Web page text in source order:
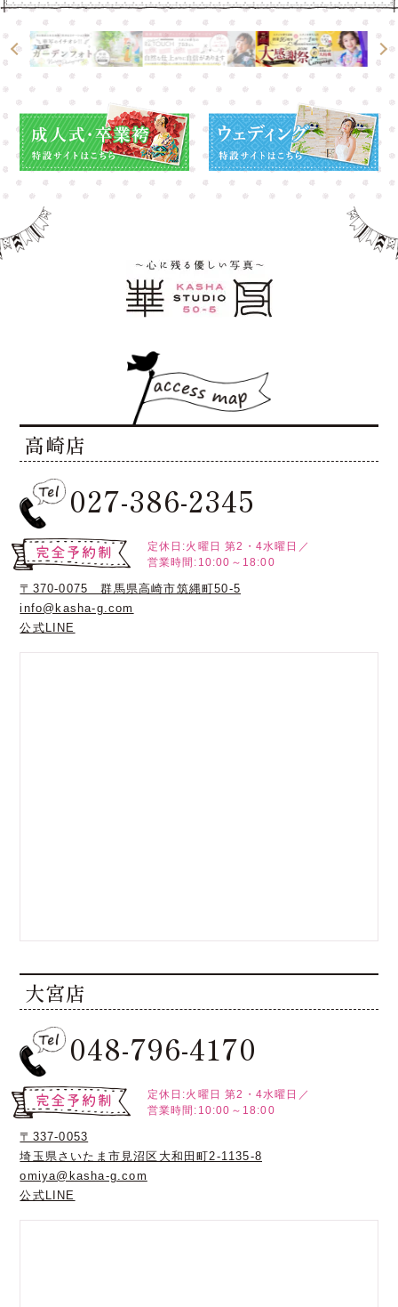
高崎店
027-386-2345
定休日:火曜日 第2・4水曜日／
営業時間:10:00～18:00
〒370-0075 群馬県高崎市筑縄町50-5
info@kasha-g.com
公式LINE
大宮店
048-796-4170
定休日:火曜日 第2・4水曜日／
営業時間:10:00～18:00
〒337-0053
埼玉県さいたま市見沼区大和田町2-1135-8
omiya@kasha-g.com
公式LINE
高崎店
大宮店
高崎店
大宮店